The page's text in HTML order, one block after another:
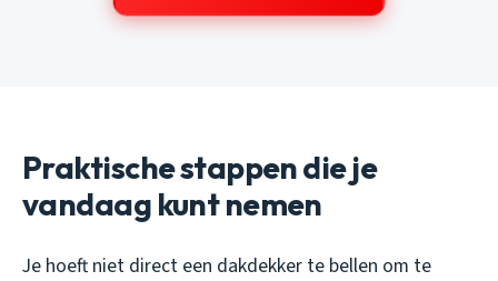
Praktische stappen die je
vandaag kunt nemen
Je hoeft niet direct een dakdekker te bellen om te